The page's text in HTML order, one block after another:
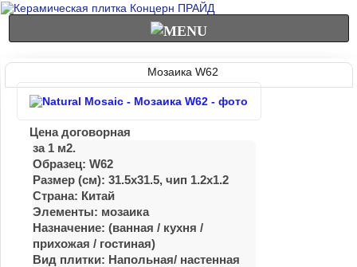
Мозаика W62
Цена договорная
за 1 м2.
Образец: W62
Размер (см): 31.5x31.5, чип 1.2x1.2
Страна: Китай
Элементы: мозаика
Назначение: (ванная / куxня /
приxожая / гостиная)
Вид плитки: Напольная/ настенная